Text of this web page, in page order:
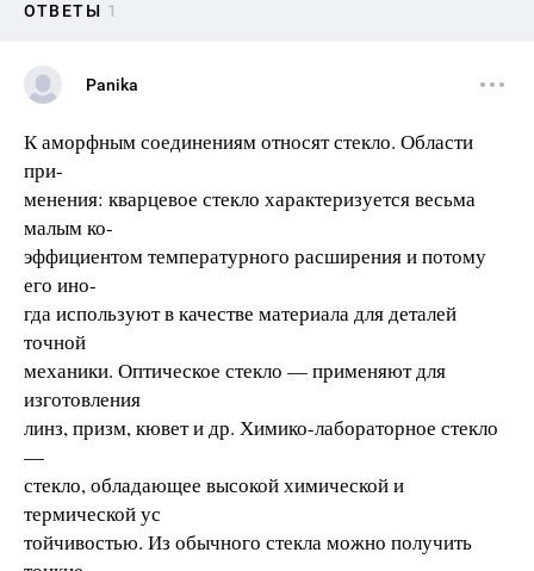
ОТВЕТЫ 1
Panika
К аморфным соединениям относят стекло. Области
при-
менения: кварцевое стекло характеризуется весьма
малым ко-
эффициентом температурного расширения и потому
его ино-
гда используют в качестве материала для деталей
точной
механики. Оптическое стекло — применяют для
изготовления
линз, призм, кювет и др. Химико-лабораторное стекло
—
стекло, обладающее высокой химической и
термической ус
тойчивостью. Из обычного стекла можно получить